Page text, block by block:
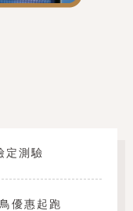
定測驗
優惠起跑